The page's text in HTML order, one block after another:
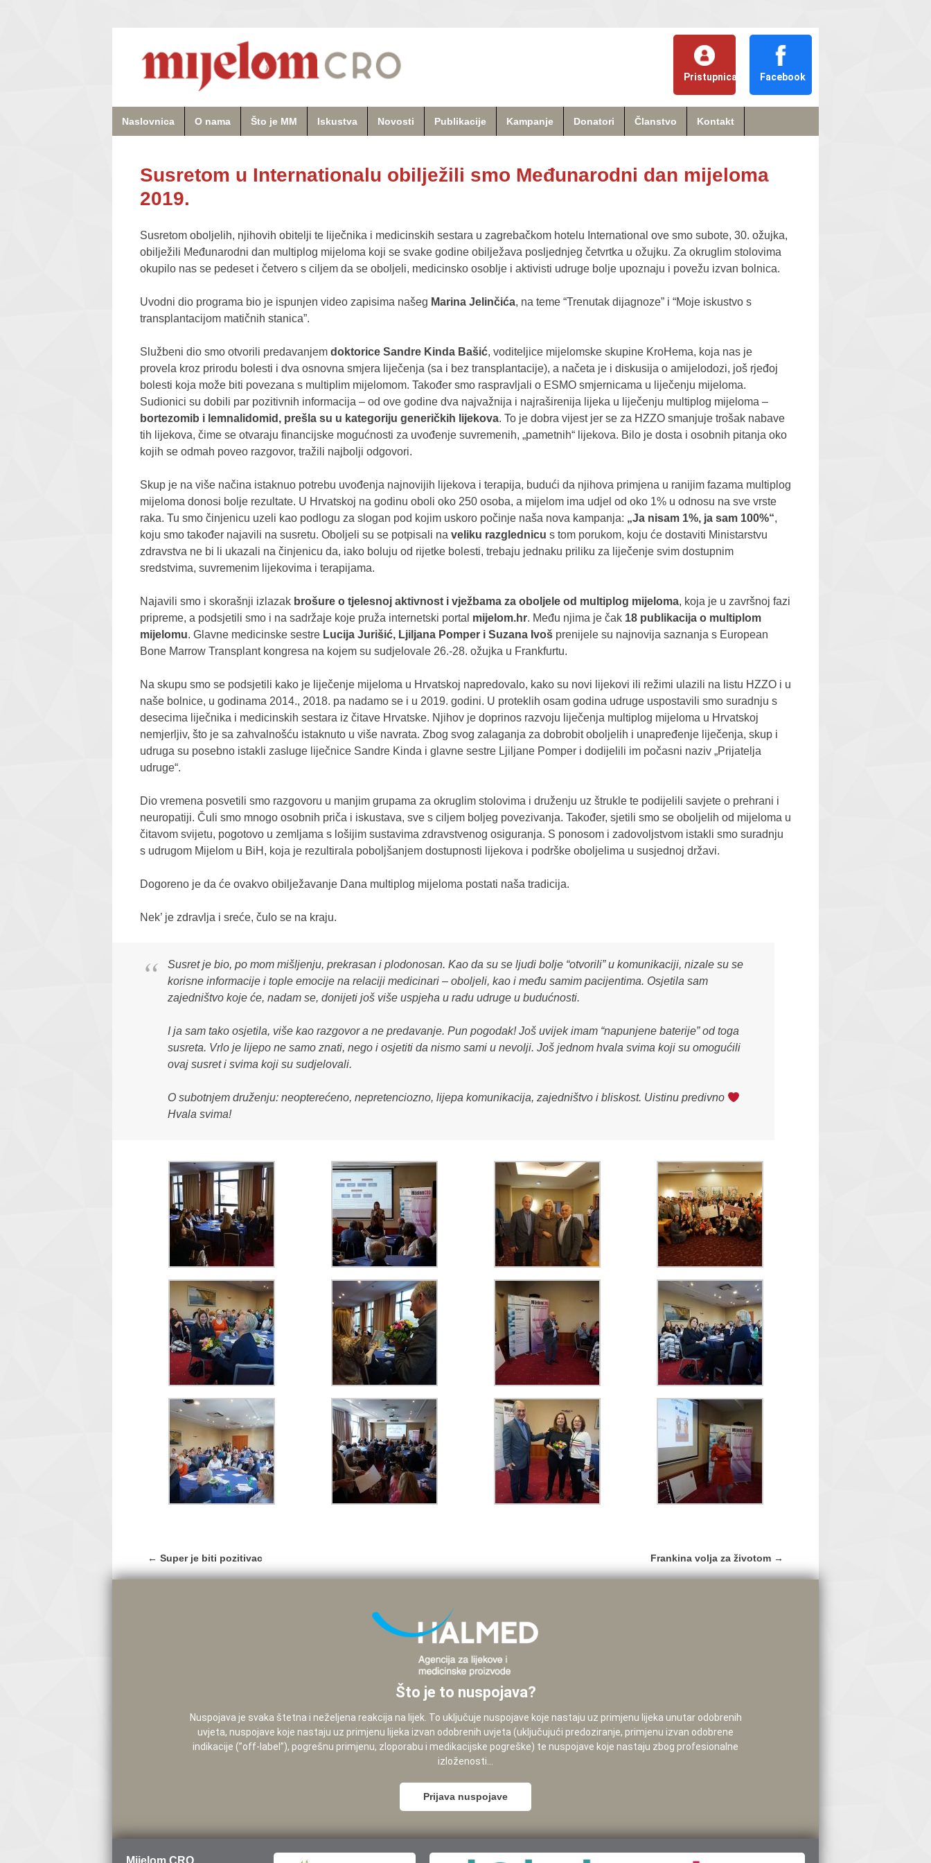
Pristupnica Facebook
Naslovnica O nama Što je MM Iskustva Novosti Publikacije Kampanje Donatori Članstvo Kontakt
Susretom u Internationalu obilježili smo Međunarodni dan mijeloma
2019.
Susretom oboljelih, njihovih obitelji te liječnika i medicinskih sestara u zagrebačkom hotelu International ove smo subote, 30. ožujka,
obilježili Međunarodni dan multiplog mijeloma koji se svake godine obilježava posljednjeg četvrtka u ožujku. Za okruglim stolovima
okupilo nas se pedeset i četvero s ciljem da se oboljeli, medicinsko osoblje i aktivisti udruge bolje upoznaju i povežu izvan bolnica.
Uvodni dio programa bio je ispunjen video zapisima našeg Marina Jelinčića, na teme “Trenutak dijagnoze” i “Moje iskustvo s
transplantacijom matičnih stanica”.
Službeni dio smo otvorili predavanjem doktorice Sandre Kinda Bašić, voditeljice mijelomske skupine KroHema, koja nas je
provela kroz prirodu bolesti i dva osnovna smjera liječenja (sa i bez transplantacije), a načeta je i diskusija o amijelodozi, još rjeđoj
bolesti koja može biti povezana s multiplim mijelomom. Također smo raspravljali o ESMO smjernicama u liječenju mijeloma.
Sudionici su dobili par pozitivnih informacija – od ove godine dva najvažnija i najraširenija lijeka u liječenju multiplog mijeloma –
bortezomib i lemnalidomid, prešla su u kategoriju generičkih lijekova. To je dobra vijest jer se za HZZO smanjuje trošak nabave
tih lijekova, čime se otvaraju financijske mogućnosti za uvođenje suvremenih, „pametnih“ lijekova. Bilo je dosta i osobnih pitanja oko
kojih se odmah poveo razgovor, tražili najbolji odgovori.
Skup je na više načina istaknuo potrebu uvođenja najnovijih lijekova i terapija, budući da njihova primjena u ranijim fazama multiplog
mijeloma donosi bolje rezultate. U Hrvatskoj na godinu oboli oko 250 osoba, a mijelom ima udjel od oko 1% u odnosu na sve vrste
raka. Tu smo činjenicu uzeli kao podlogu za slogan pod kojim uskoro počinje naša nova kampanja: „Ja nisam 1%, ja sam 100%“,
koju smo također najavili na susretu. Oboljeli su se potpisali na veliku razglednicu s tom porukom, koju će dostaviti Ministarstvu
zdravstva ne bi li ukazali na činjenicu da, iako boluju od rijetke bolesti, trebaju jednaku priliku za liječenje svim dostupnim
sredstvima, suvremenim lijekovima i terapijama.
Najavili smo i skorašnji izlazak brošure o tjelesnoj aktivnost i vježbama za oboljele od multiplog mijeloma, koja je u završnoj fazi
pripreme, a podsjetili smo i na sadržaje koje pruža internetski portal mijelom.hr. Među njima je čak 18 publikacija o multiplom
mijelomu. Glavne medicinske sestre Lucija Jurišić, Ljiljana Pomper i Suzana Ivoš prenijele su najnovija saznanja s European
Bone Marrow Transplant kongresa na kojem su sudjelovale 26.-28. ožujka u Frankfurtu.
Na skupu smo se podsjetili kako je liječenje mijeloma u Hrvatskoj napredovalo, kako su novi lijekovi ili režimi ulazili na listu HZZO i u
naše bolnice, u godinama 2014., 2018. pa nadamo se i u 2019. godini. U proteklih osam godina udruge uspostavili smo suradnju s
desecima liječnika i medicinskih sestara iz čitave Hrvatske. Njihov je doprinos razvoju liječenja multiplog mijeloma u Hrvatskoj
nemjerljiv, što je sa zahvalnošću istaknuto u više navrata. Zbog svog zalaganja za dobrobit oboljelih i unapređenje liječenja, skup i
udruga su posebno istakli zasluge liječnice Sandre Kinda i glavne sestre Ljiljane Pomper i dodijelili im počasni naziv „Prijatelja
udruge“.
Dio vremena posvetili smo razgovoru u manjim grupama za okruglim stolovima i druženju uz štrukle te podijelili savjete o prehrani i
neuropatiji. Čuli smo mnogo osobnih priča i iskustava, sve s ciljem boljeg povezivanja. Također, sjetili smo se oboljelih od mijeloma u
čitavom svijetu, pogotovo u zemljama s lošijim sustavima zdravstvenog osiguranja. S ponosom i zadovoljstvom istakli smo suradnju
s udrugom Mijelom u BiH, koja je rezultirala poboljšanjem dostupnosti lijekova i podrške oboljelima u susjednoj državi.
Dogoreno je da će ovakvo obilježavanje Dana multiplog mijeloma postati naša tradicija.
Nek’ je zdravlja i sreće, čulo se na kraju.
Susret je bio, po mom mišljenju, prekrasan i plodonosan. Kao da su se ljudi bolje “otvorili” u komunikaciji, nizale su se
korisne informacije i tople emocije na relaciji medicinari – oboljeli, kao i među samim pacijentima. Osjetila sam
zajedništvo koje će, nadam se, donijeti još više uspjeha u radu udruge u budućnosti.
I ja sam tako osjetila, više kao razgovor a ne predavanje. Pun pogodak! Još uvijek imam “napunjene baterije” od toga
susreta. Vrlo je lijepo ne samo znati, nego i osjetiti da nismo sami u nevolji. Još jednom hvala svima koji su omogućili
ovaj susret i svima koji su sudjelovali.
O subotnjem druženju: neopterećeno, nepretenciozno, lijepa komunikacija, zajedništvo i bliskost. Uistinu predivno
Hvala svima!
Post
navigation
← Super je biti pozitivac Frankina volja za životom →
Što je to nuspojava?
Nuspojava je svaka štetna i neželjena reakcija na lijek. To uključuje nuspojave koje nastaju uz primjenu lijeka unutar odobrenih
uvjeta, nuspojave koje nastaju uz primjenu lijeka izvan odobrenih uvjeta (uključujući predoziranje, primjenu izvan odobrene
indikacije (”off-label”), pogrešnu primjenu, zloporabu i medikacijske pogreške) te nuspojave koje nastaju zbog profesionalne
izloženosti...
Prijava nuspojave